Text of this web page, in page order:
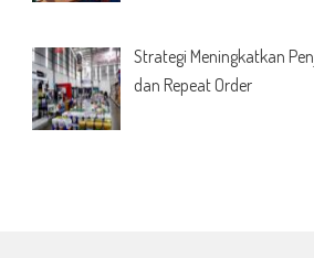
Strategi Meningkatkan
dan Repeat Order